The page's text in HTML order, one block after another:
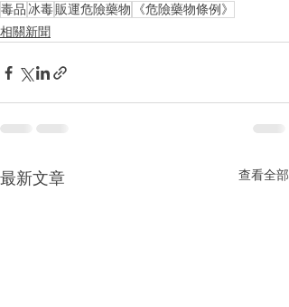
毒品冰毒販運危險藥物
《危險藥物條例》
相關新聞
最新文章 查看全部